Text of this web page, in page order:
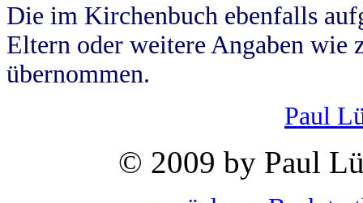
Die im Kirchenbuch ebenfalls
Eltern oder weitere Angaben wie
übernommen.
Paul
© 2009 by Paul